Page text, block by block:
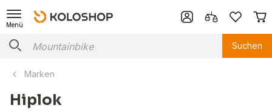
Menü
Suchen
Marken
Hiplok